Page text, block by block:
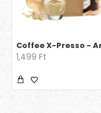
1,499 Ft